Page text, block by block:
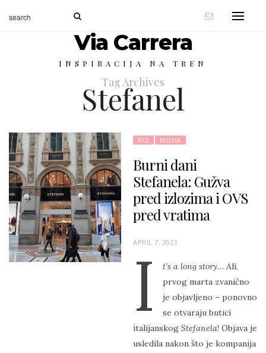
Via Carrera
INSPIRACIJA NA TREN
Tag Archives
Stefanel
BIZ MODA
Burni dani
Stefanela: Gužva
pred izlozima i OVS
pred vratima
P
APRIL 7, 2021
I t’s a long story… Ali,
prvog marta zvanično
je objavljeno – ponovno
se otvaraju butici
italijanskog Stefanela! Objava je
usledila nakon što je kompanija